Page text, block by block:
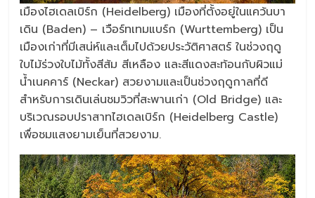
เมืองไฮเดลเบิร์ก (Heidelberg) เมืองที่ตั้งอยู่ในแคว้นบา
เดิน (Baden) – เวือร์ทเทมแบร์ก (Wurttemberg) เป็น
เมืองเก่าที่มีเสน่ห์และเต็มไปด้วยประวัติศาสตร์ ในช่วงฤดู
ใบไม้ร่วงใบไม้ทั้งสีส้ม สีเหลือง และสีแดงสะท้อนกับผิวแม่
น้ำเนคคาร์ (Neckar) สวยงามและเป็นช่วงฤดูกาลที่ดี
สำหรับการเดินเล่นชมวิวที่สะพานเก่า (Old Bridge) และ
บริเวณรอบปราสาทไฮเดลเบิร์ก (Heidelberg Castle)
เพื่อชมแสงยามเย็นที่สวยงาม.